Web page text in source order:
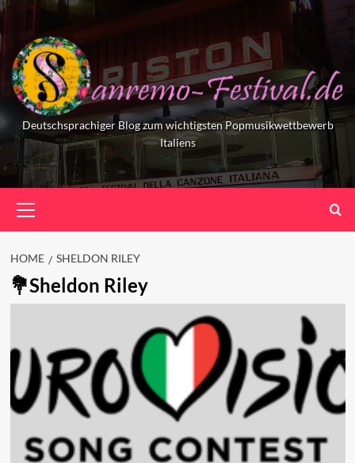
Skip
to
content
Deutschsprachiger Blog zum wichtigsten Popmusikwettbewerb
Italiens
Menu
HOME SHELDON RILEY
Sheldon Riley